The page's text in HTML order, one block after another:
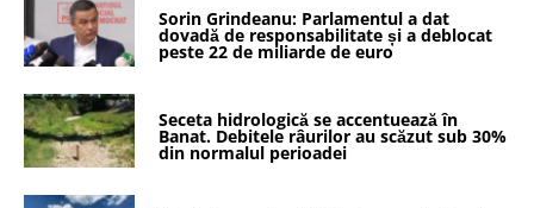
Sorin Grindeanu: Parlamentul a dat
dovadă de responsabilitate și a deblocat
peste 22 de miliarde de euro
Seceta hidrologică se accentuează în
Banat. Debitele râurilor au scăzut sub 30%
din normalul perioadei